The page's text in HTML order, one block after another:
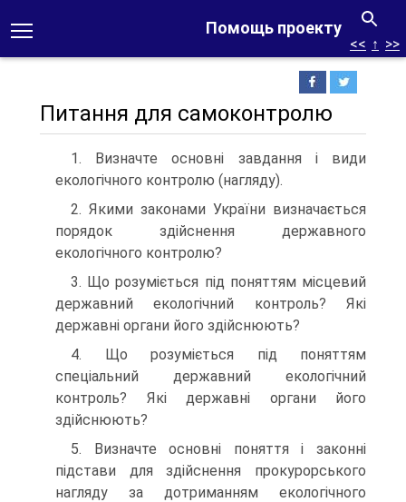
Помощь проекту
<< ↑ >>
Питання для самоконтролю
1. Визначте основні завдання і види
екологічного контролю (нагляду).
2. Якими законами України визначається
порядок здійснення державного
екологічного контролю?
3. Що розуміється під поняттям місцевий
державний екологічний контроль? Які
державні органи його здійснюють?
4. Що розуміється під поняттям
спеціальний державний екологічний
контроль? Які державні органи його
здійснюють?
5. Визначте основні поняття і законні
підстави для здійснення прокурорського
нагляду за дотриманням екологічного